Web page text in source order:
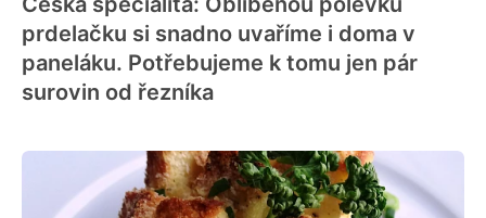
prdelačku si snadno uvaříme i doma v
paneláku. Potřebujeme k tomu jen pár
surovin od řezníka